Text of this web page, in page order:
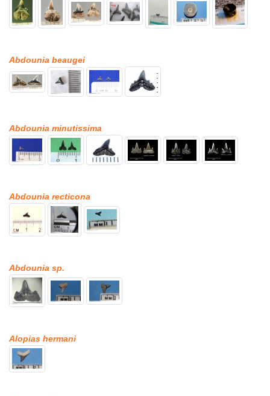
Abdounia beaugei
Abdounia minutissima
Abdounia recticona
Abdounia sp.
Alopias hermani